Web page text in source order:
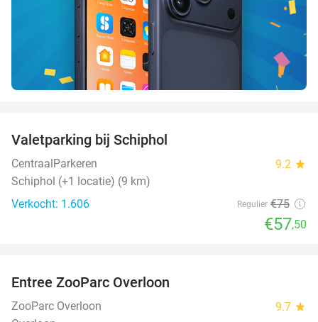
Valetparking bij Schiphol
CentraalParkeren 9.2 star
Schiphol (+1 locatie) (9 km)
Verkocht: 1.606
Regulier €75
€57,50
TODAY
Entree ZooParc Overloon
ZooParc Overloon 9.7 star